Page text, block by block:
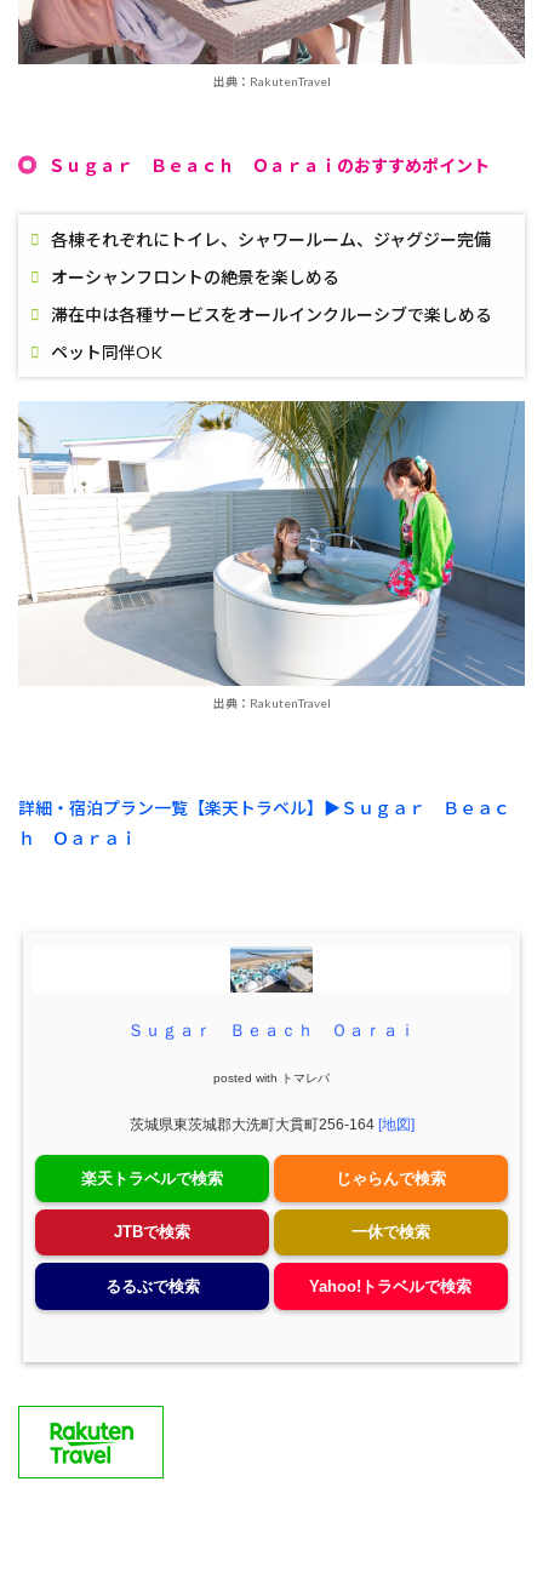
出典：RakutenTravel
Ｓｕｇａｒ Ｂｅａｃｈ Ｏａｒａｉのおすすめポイント
各棟それぞれにトイレ、シャワールーム、ジャグジー完備
オーシャンフロントの絶景を楽しめる
滞在中は各種サービスをオールインクルーシブで楽しめる
ペット同伴OK
出典：RakutenTravel
詳細・宿泊プラン一覧【楽天トラベル】▶︎Ｓｕｇａｒ Ｂｅａｃ
ｈ Ｏａｒａｉ
Ｓｕｇａｒ Ｂｅａｃｈ Ｏａｒａｉ
posted with トマレバ
茨城県東茨城郡大洗町大貫町256-164 [地図]
楽天トラベルで検索 じゃらんで検索
JTBで検索 一休で検索
るるぶで検索 Yahoo!トラベルで検索